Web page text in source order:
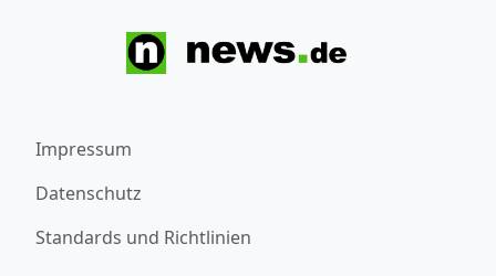
Impressum
Datenschutz
Standards und Richtlinien